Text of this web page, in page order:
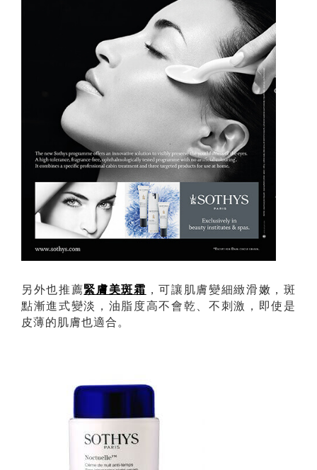
另外也推薦緊膚美斑霜 ，可讓肌膚變細緻滑嫩，斑
點漸進式變淡，油脂度高不會乾、不刺激，即使是
皮薄的肌膚也適合。